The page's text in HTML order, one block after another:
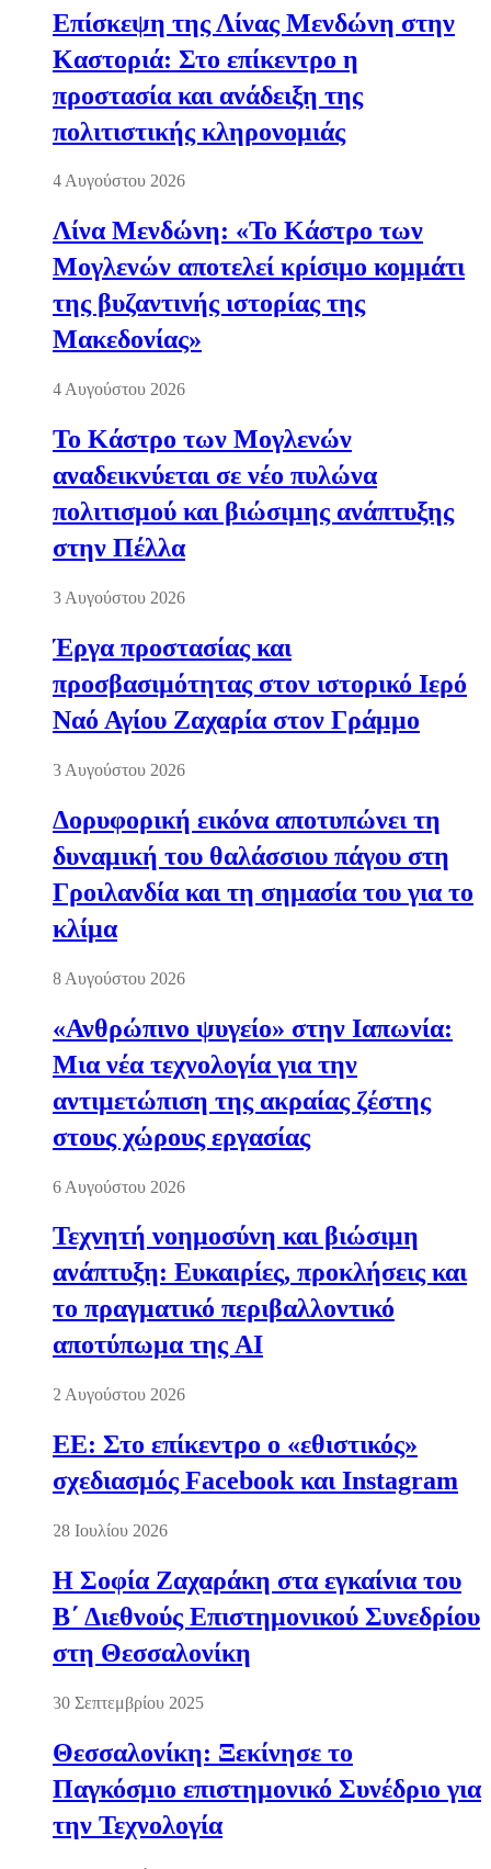
Επίσκεψη της Λίνας Μενδώνη στην
Καστοριά: Στο επίκεντρο η
προστασία και ανάδειξη της
πολιτιστικής κληρονομιάς
4 Αυγούστου 2026
Λίνα Μενδώνη: «Το Κάστρο των
Μογλενών αποτελεί κρίσιμο κομμάτι
της βυζαντινής ιστορίας της
Μακεδονίας»
4 Αυγούστου 2026
Το Κάστρο των Μογλενών
αναδεικνύεται σε νέο πυλώνα
πολιτισμού και βιώσιμης ανάπτυξης
στην Πέλλα
3 Αυγούστου 2026
Έργα προστασίας και
προσβασιμότητας στον ιστορικό Ιερό
Ναό Αγίου Ζαχαρία στον Γράμμο
3 Αυγούστου 2026
Δορυφορική εικόνα αποτυπώνει τη
δυναμική του θαλάσσιου πάγου στη
Γροιλανδία και τη σημασία του για το
κλίμα
8 Αυγούστου 2026
«Ανθρώπινο ψυγείο» στην Ιαπωνία:
Μια νέα τεχνολογία για την
αντιμετώπιση της ακραίας ζέστης
στους χώρους εργασίας
6 Αυγούστου 2026
Τεχνητή νοημοσύνη και βιώσιμη
ανάπτυξη: Ευκαιρίες, προκλήσεις και
το πραγματικό περιβαλλοντικό
αποτύπωμα της AI
2 Αυγούστου 2026
ΕΕ: Στο επίκεντρο ο «εθιστικός»
σχεδιασμός Facebook και Instagram
28 Ιουλίου 2026
Η Σοφία Ζαχαράκη στα εγκαίνια του
Β΄ Διεθνούς Επιστημονικού Συνεδρίου
στη Θεσσαλονίκη
30 Σεπτεμβρίου 2025
Θεσσαλονίκη: Ξεκίνησε το
Παγκόσμιο επιστημονικό Συνέδριο για
την Τεχνολογία